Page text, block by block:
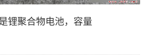
锂聚合物电池，容量